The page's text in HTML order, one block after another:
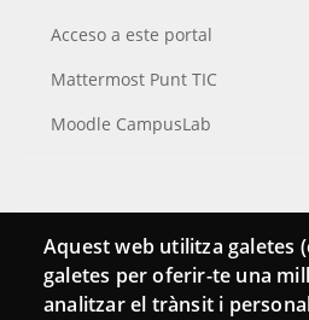
Acceso a este portal
Mattermost Punt TIC
Moodle CampusLab
Conecta
Contacto
Aquest web utilitza galetes
galetes per oferir-te una
analitzar el trànsit i